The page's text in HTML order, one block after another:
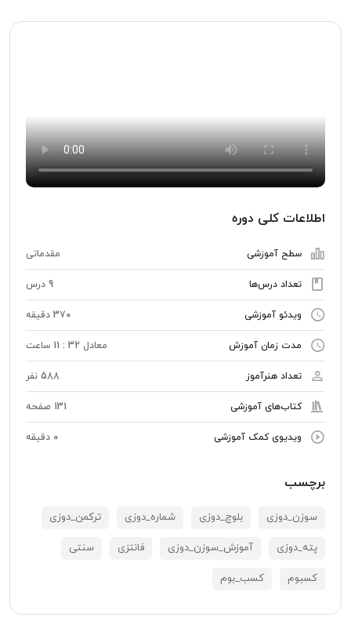
اطلاعات کلی دوره
سطح آموزشی مقدماتی
تعداد درس‌ها 9 درس
ویدئو آموزشی 370 دقیقه
مدت زمان آموزش معادل 32 : 11 ساعت
تعداد هنرآموز 588 نفر
کتاب‌های آموزشی 131 صفحه
ویدیوی کمک آموزشی 0 دقیقه
برچسب
سوزن_دوزی بلوچ_دوزی شماره_دوزی ترکمن_دوزی
پته_دوزی آموزش_سوزن_دوزی فانتزی سنتی
کسبوم کسب_بوم